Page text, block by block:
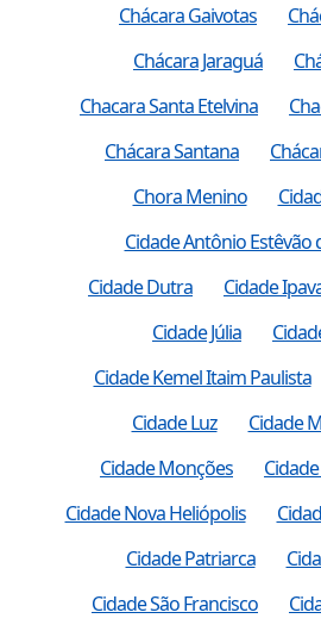
Chácara Gaivotas
Chácara Jaraguá
Chacara Santa Etelvina
Chácara Santana
Chora Menino
Cidade Antônio Estêvão
Cidade Dutra
Cidade
Cidade Júlia
Cidade Kemel Itaim Paulista
Cidade Luz
Cidade
Cidade Monções
Cidade Nova Heliópolis
Cidade Patriarca
Cidade São Francisco